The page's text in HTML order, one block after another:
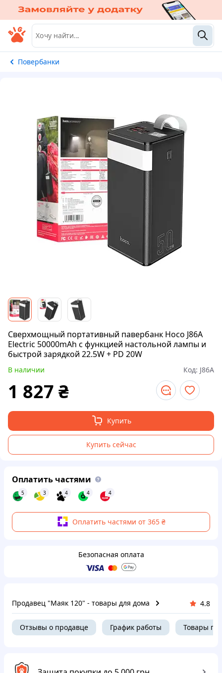
Повербанки
Сверхмощный портативный павербанк Hoco J86A
Electric 50000mAh с функцией настольной лампы и
быстрой зарядкой 22.5W + PD 20W
В наличии Код: J86A
1 827 ₴
Купить
Купить сейчас
Оплатить частями
5 3 4 4 4
Оплатить частями от 365 ₴
Безопасная оплата
Продавец "Маяк 120" - товары для дома 4.8
Отзывы о продавце График работы Товары